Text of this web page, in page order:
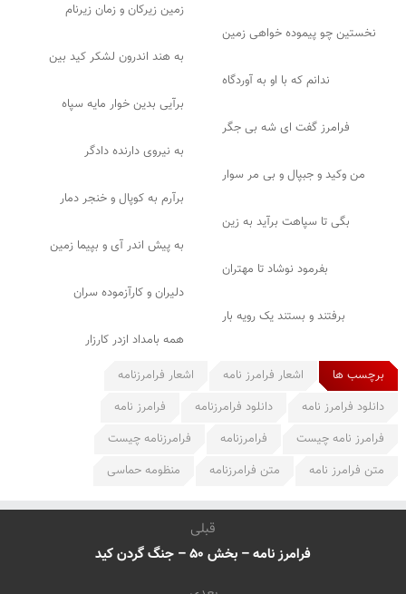
زمین زیرکان و زمان زیرنام
نخستین چو پیموده خواهی زمین
به هند اندرون لشکر کید بین
ندانم که با او به آوردگاه
برآیی بدین خوار مایه سپاه
فرامرز گفت ای شه بی جگر
به نیروی دارنده دادگر
من وکید و جبپال و بی مر سوار
برآرم به کوپال و خنجر دمار
بگی تا سپاهت برآید به زین
به پیش اندر آی و بپیما زمین
بفرمود نوشاد تا مهتران
دلیران و کارآزموده سران
برفتند و بستند یک رویه بار
همه بامداد ازدر کارزار
برچسب ها
اشعار فرامرز نامه
اشعار فرامرزنامه
دانلود فرامرز نامه
دانلود فرامرزنامه
فرامرز نامه
فرامرز نامه چیست
فرامرزنامه
فرامرزنامه چیست
متن فرامرز نامه
متن فرامرزنامه منظومه حماسی
قبلی
فرامرز نامه – بخش ۵۰ – جنگ گردن کید